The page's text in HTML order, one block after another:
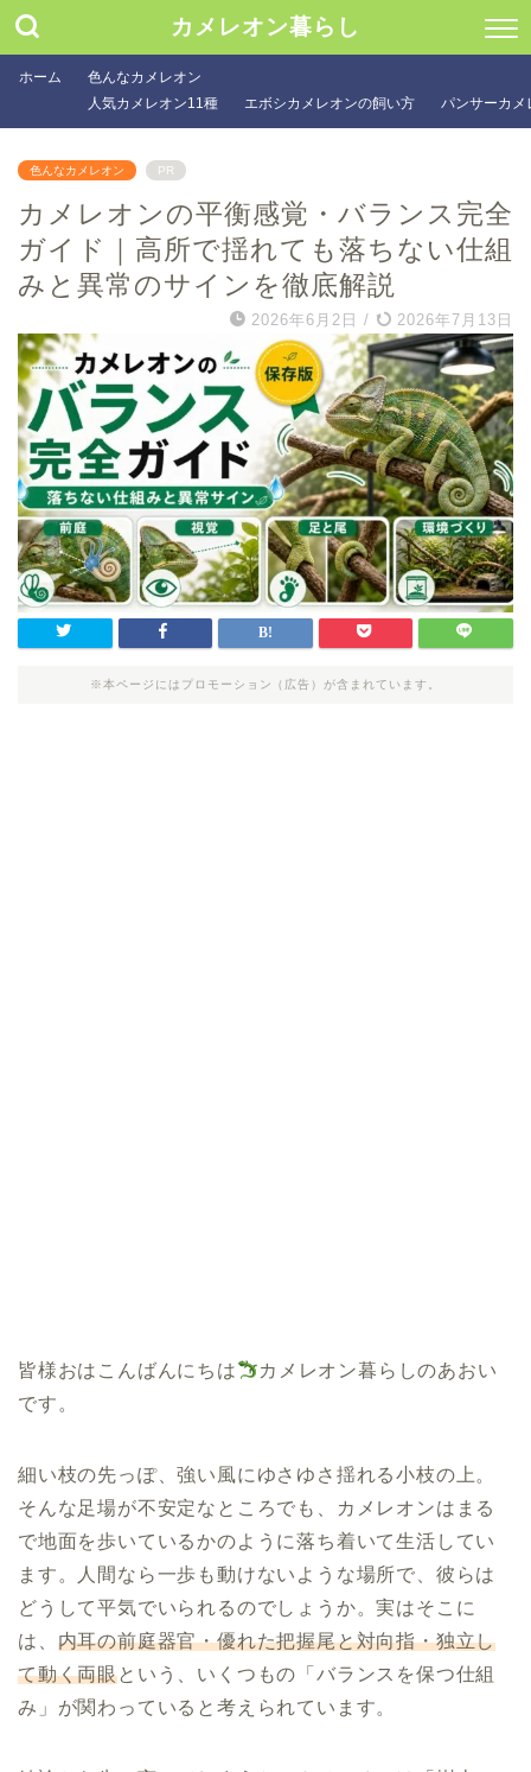
カメレオン暮らし
ホーム
色んなカメレオン
人気カメレオン11種
エボシカメレオンの飼い方 パンサーカメ
色んなカメレオン PR
カメレオンの平衡感覚・バランス完全
ガイド｜高所で揺れても落ちない仕組
みと異常のサインを徹底解説
2026年6月2日 / 2026年7月13日
※本ページにはプロモーション（広告）が含まれています。
皆様おはこんばんにちは
カメレオン暮らしのあおい
です。
細い枝の先っぽ、強い風にゆさゆさ揺れる小枝の上。
そんな足場が不安定なところでも、カメレオンはまる
で地面を歩いているかのように落ち着いて生活してい
ます。人間なら一歩も動けないような場所で、彼らは
どうして平気でいられるのでしょうか。実はそこに
は、 内耳の前庭器官・優れた把握尾と対向指・独立し
て動く両眼という、いくつもの「バランスを保つ仕組
み」が関わっていると考えられています。